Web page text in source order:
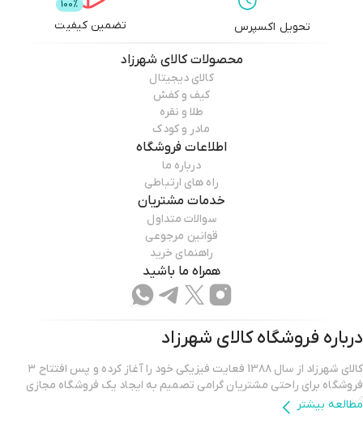
تحویل اکسپرس تضمین کیفیت
محصولاتکالای شهرزاد
کالای دیجیتال
کیف و کفش
طلا و نقره
مادر و کودک
اطلاعات فروشگاه
درباره ما
راه های ارتباطی
خدمات مشتریان
سوالات متداول
قوانین مرجوعی
راهنمای خرید
همراه ما باشید
درباره فروشگاهکالای شهرزاد
کالای شهرزاد از سال 13۸۸ فعایت فیزیکی خود را آغاز کرده و پس افتتاح ۳
فروشگاه برای راحتی مشتریان گرامی تصمیم به ایجاد یک فروشگاه مجازی
کرده.
مطالعه بیشتر